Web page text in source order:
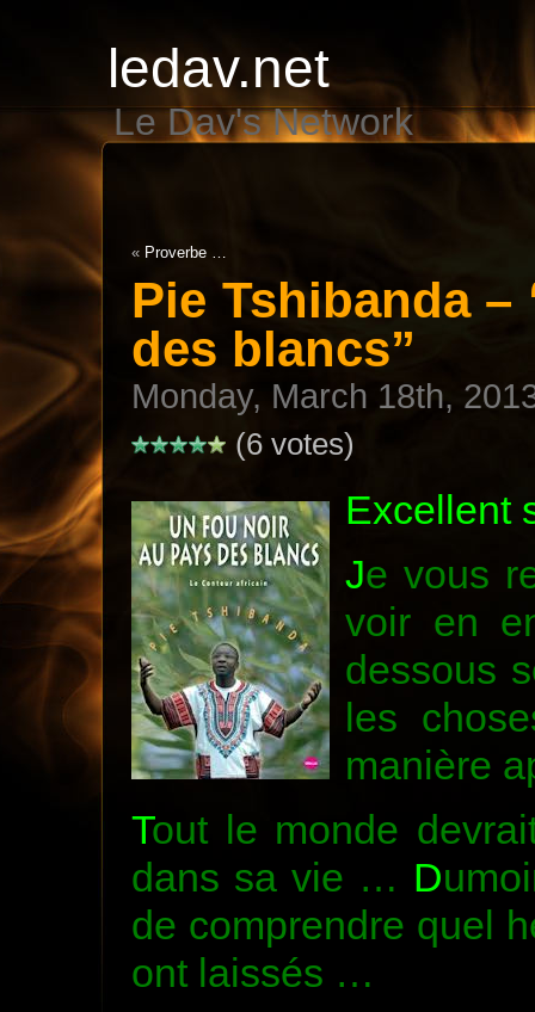
ledav.net
Le Dav's Network
« Proverbe …
Pie Tshibanda
des blancs”
Monday, March 18th,
(6 votes)
Excellent
Je vous
voir en
dessous
les
manière
Tout le monde
dans sa vie … D
de comprendre quel
ont laissés …